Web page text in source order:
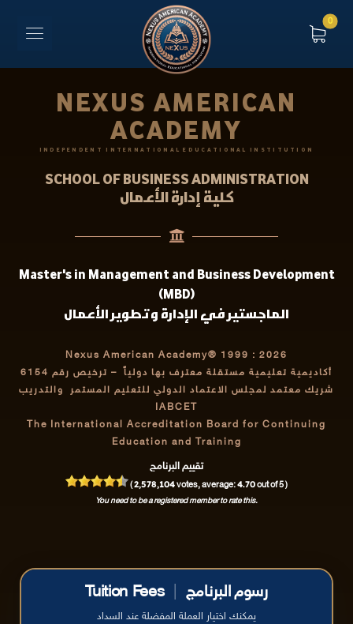
NEXUS AMERICAN
ACADEMY
INDEPENDENT INTERNATIONAL EDUCATIONAL INSTITUTION
SCHOOL OF BUSINESS ADMINISTRATION
كلية إدارة الأعمال
Master's in Management and Business Development
(MBD)
الماجستير في الإدارة وتطوير الأعمال
Nexus American Academy® 1999 : 2026
أكاديمية تعليمية مستقلة معترف بها دولياً
– ترخيص رقم 6154
شريك معتمد لمجلس الاعتماد الدولي للتعليم المستمر والتدريب
IABCET
The International Accreditation Board for Continuing
Education and Training
تقييم البرنامج
(2,578,104votes, average:4.70out of 5 )
You need to be a registered member to rate this.
Tuition Fees رسوم البرنامج
يمكنك اختيار العملة المفضلة عند السداد